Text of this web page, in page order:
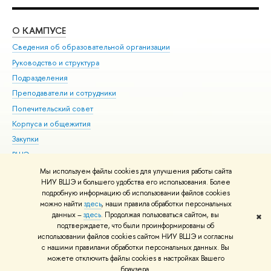
Мы используем файлы cookies для улучшения работы сайта
НИУ ВШЭ и большего удобства его использования. Более
подробную информацию об использовании файлов cookies
можно найти здесь, наши правила обработки персональных
данных –здесь. Продолжая пользоваться сайтом, вы
подтверждаете, что были проинформированы об
использовании файлов cookies сайтом НИУ ВШЭ и согласны
с нашими правилами обработки персональных данных. Вы
можете отключить файлы cookies в настройках Вашего
✖
О КАМПУСЕ
Сведения об образовательной организации
Руководство и структура
Подразделения
Преподаватели и сотрудники
Попечительский совет
Корпуса и общежития
Закупки
ВШЭ для студентов с ограниченными возможностями
здоровья и инвалидностью
Версия для слабовидящих
Единая платежная страница
© НИУ ВШЭ 1993–2026 Адреса и контакты Условия использования
материалов Политика конфиденциальности Карта сайта
Шрифты HSE Sans и HSE Slab разработаны вШколе дизайна НИУ ВШЭ